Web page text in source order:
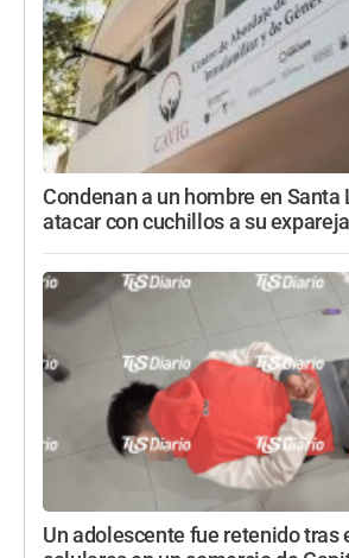
Condenan a un hombre en Santa
atacar con cuchillos a su expareja
Un adolescente fue retenido tras